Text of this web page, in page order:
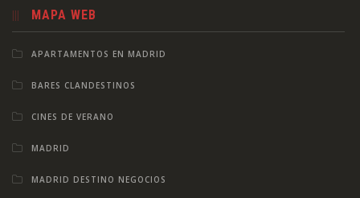
MAPA WEB
APARTAMENTOS EN MADRID
BARES CLANDESTINOS
CINES DE VERANO
MADRID
MADRID DESTINO NEGOCIOS